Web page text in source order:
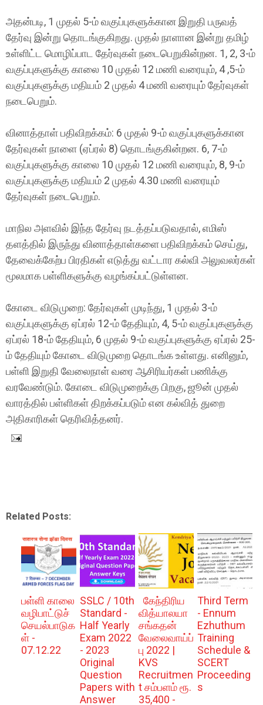
அதன்படி, 1 முதல் 5-ம் வகுப்புகளுக்கான இறுதி பருவத்
தேர்வு இன்று தொடங்குகிறது. முதல் நாளான இன்று தமிழ்
உள்ளிட்ட மொழிப்பாட தேர்வுகள் நடைபெறுகின்றன. 1, 2, 3-ம்
வகுப்புகளுக்கு காலை 10 முதல் 12 மணி வரையும், 4 ,5-ம்
வகுப்புகளுக்கு மதியம் 2 முதல் 4 மணி வரையும் தேர்வுகள்
நடைபெறும்.
வினாத்தாள் பதிவிறக்கம்: 6 முதல் 9-ம் வகுப்புகளுக்கான
தேர்வுகள் நாளை (ஏப்ரல் 8) தொடங்குகின்றன. 6, 7-ம்
வகுப்புகளுக்கு காலை 10 முதல் 12 மணி வரையும், 8, 9-ம்
வகுப்புகளுக்கு மதியம் 2 முதல் 4.30 மணி வரையும்
தேர்வுகள் நடைபெறும்.
மாநில அளவில் இந்த தேர்வு நடத்தப்படுவதால், எமிஸ்
தளத்தில் இருந்து வினாத்தாள்களை பதிவிறக்கம் செய்து,
தேவைக்கேற்ப பிரதிகள் எடுத்து வட்டார கல்வி அலுவலர்கள்
மூலமாக பள்ளிகளுக்கு வழங்கப்பட்டுள்ளன.
கோடை விடுமுறை: தேர்வுகள் முடிந்து, 1 முதல் 3-ம்
வகுப்புகளுக்கு ஏப்ரல் 12-ம் தேதியும், 4, 5-ம் வகுப்புகளுக்கு
ஏப்ரல் 18-ம் தேதியும், 6 முதல் 9-ம் வகுப்புகளுக்கு ஏப்ரல் 25-
ம் தேதியும் கோடை விடுமுறை தொடங்க உள்ளது. எனினும்,
பள்ளி இறுதி வேலைநாள் வரை ஆசிரியர்கள் பணிக்கு
வரவேண்டும். கோடை விடுமுறைக்கு பிறகு, ஜூன் முதல்
வாரத்தில் பள்ளிகள் திறக்கப்படும் என கல்வித் துறை
அதிகாரிகள் தெரிவித்தனர்.
Related Posts:
பள்ளி காலை
வழிபாட்டுச்
செயல்பாடுக
ள் -
07.12.22
SSLC / 10th
Standard -
Half Yearly
Exam 2022
- 2023
Original
Question
Papers with
Answer
கேந்திரிய
வித்யாலயா
சங்கதன்
வேலைவாய்ப்
பு 2022 |
KVS
Recruitmen
t சம்பளம் ரூ.
35,400 -
Third Term
- Ennum
Ezhuthum
Training
Schedule &
SCERT
Proceeding
s